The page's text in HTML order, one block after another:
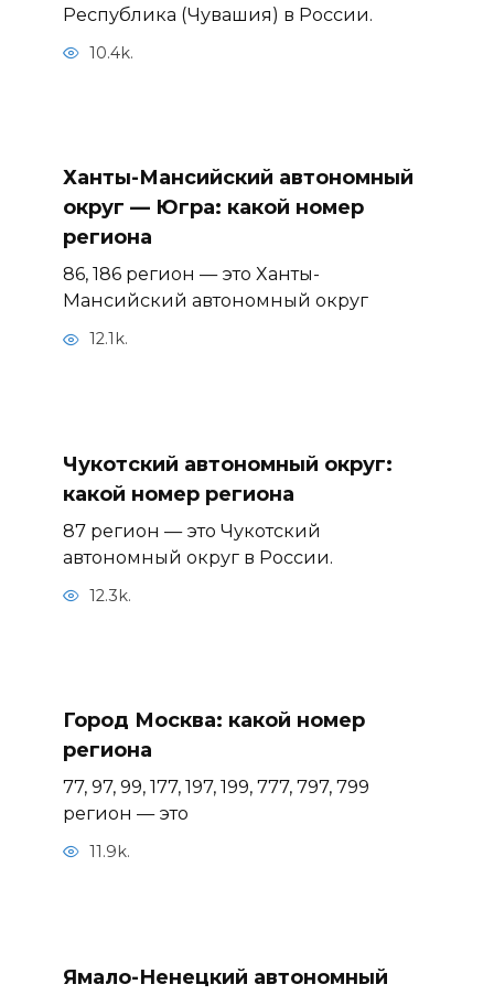
Республика (Чувашия) в России.
10.4k.
Ханты-Мансийский автономный
округ — Югра: какой номер
региона
86, 186 регион — это Ханты-
Мансийский автономный округ
12.1k.
Чукотский автономный округ:
какой номер региона
87 регион — это Чукотский
автономный округ в России.
12.3k.
Город Москва: какой номер
региона
77, 97, 99, 177, 197, 199, 777, 797, 799
регион — это
11.9k.
Ямало-Ненецкий автономный